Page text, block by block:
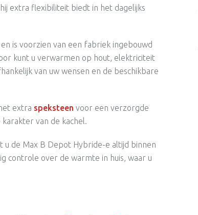
extra flexibiliteit biedt in het dagelijks
is voorzien van een fabriek ingebouwd
kunt u verwarmen op hout, elektriciteit
van uw wensen en de beschikbare
extra speksteen voor een verzorgde
van de kachel.
de Max B Depot Hybride-e altijd binnen
controle over de warmte in huis, waar u